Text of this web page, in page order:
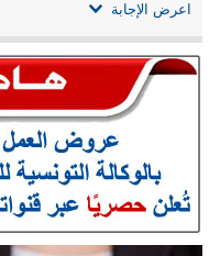
اعرض الإجابة